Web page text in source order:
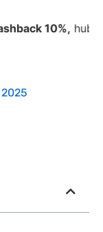
10%,hubungi tim